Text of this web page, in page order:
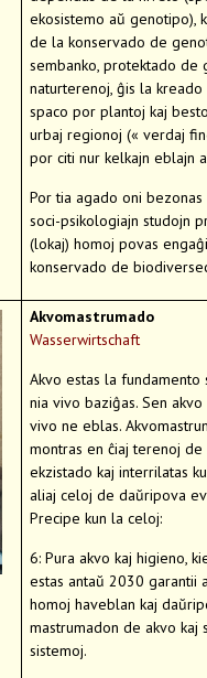
ekosistemo aŭ genotipo),
de la konservado de
sembanko, protektado de
naturterenoj, ĝis la kreado
spaco por plantoj kaj
urbaj regionoj (« verdaj
por citi nur kelkajn eblajn
Por tia agado oni bezonas
soci-psikologiajn studojn
(lokaj) homoj povas
konservado de
Akvomastrumado
Wasserwirtschaft
Akvo estas la fundamento
nia vivo baziĝas. Sen
vivo ne eblas.
montras en ĉiaj terenoj de
ekzistado kaj interrilatas
aliaj celoj de daŭripova
Precipe kun la celoj:
6: Pura akvo kaj higieno,
estas antaŭ 2030 garantii
homoj haveblan kaj
mastrumadon de akvo kaj
sistemoj.